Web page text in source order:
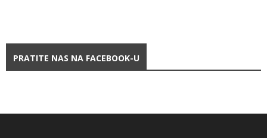
PRATITE NAS NA FACEBOOK-U